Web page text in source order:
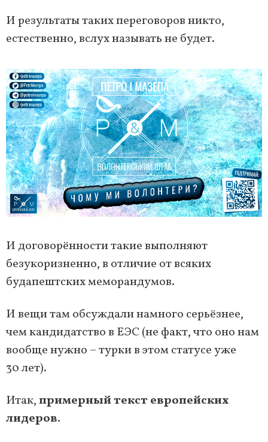
И результаты таких переговоров никто,
естественно, вслух называть не будет.
И договорённости такие выполняют
безукоризненно, в отличие от всяких
будапештских меморандумов.
И вещи там обсуждали намного серьёзнее,
чем кандидатство в ЕЭС (не факт, что оно нам
вообще нужно – турки в этом статусе уже
30 лет).
Итак,примерный текст европейских
лидеров.